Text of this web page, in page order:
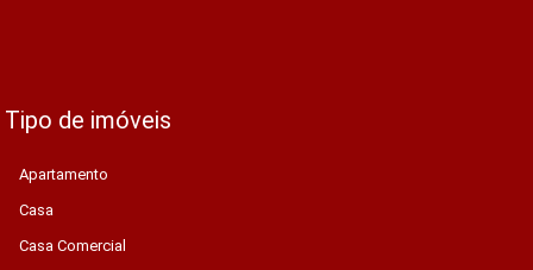
Tipo de imóveis
Apartamento
Casa
Casa Comercial